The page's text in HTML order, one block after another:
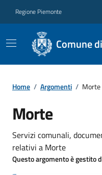
Regione Piemonte
Comune
Home / Argomenti / Morte
Morte
Servizi comunali,
relativi a Morte
Questo argomento è gestito